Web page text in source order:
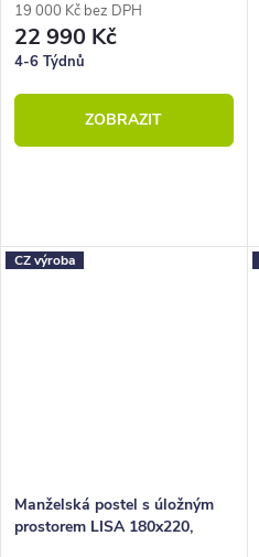
19 000 Kč bez DPH
22 990 Kč
4-6 Týdnů
ZOBRAZIT
CZ výroba
Manželská postel s úložným
prostorem LISA 180x220,